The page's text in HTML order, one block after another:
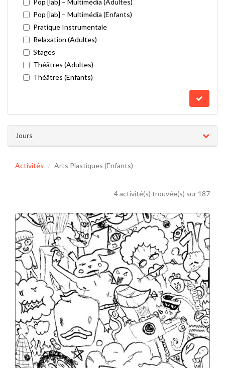
Pop [lab] – Multimédia (Adultes)
Pop [lab] – Multimédia (Enfants)
Pratique Instrumentale
Relaxation (Adultes)
Stages
Théâtres (Adultes)
Théâtres (Enfants)
Jours
Activités Arts Plastiques (Enfants)
4 activité(s) trouvée(s) sur 187